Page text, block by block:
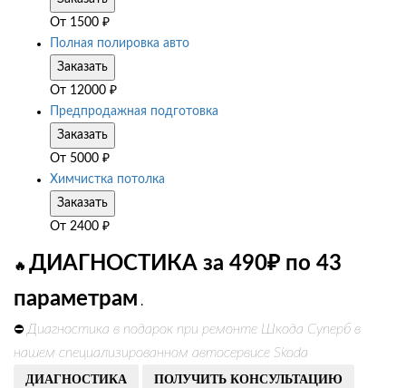
От 1500 ₽
Полная полировка авто
Заказать
От 12000 ₽
Предпродажная подготовка
Заказать
От 5000 ₽
Химчистка потолка
Заказать
От 2400 ₽
🔥 ДИАГНОСТИКА за 490₽ по 43
параметрам .
⛔ Диагностика в подарок при ремонте Шкода Суперб в
нашем специализированном автосервисе Skoda
ДИАГНОСТИКА ПОЛУЧИТЬ КОНСУЛЬТАЦИЮ